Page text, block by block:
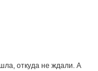
откуда не ждали. А